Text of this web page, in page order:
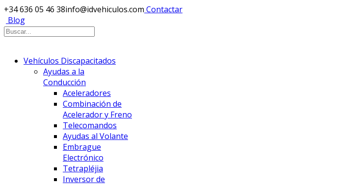
+34 636 05 46 38info@idvehiculos.com Contactar
Blog
Vehículos Discapacitados
Ayudas a la
Conducción
Aceleradores
Combinación de
Acelerador y Freno
Telecomandos
Ayudas al Volante
Embrague
Electrónico
Tetrapléjia
Inversor de